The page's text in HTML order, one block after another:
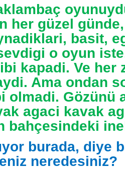
her güzel
basit,
o oyun
kapadi. Ve her
Ama ondan
olmadi. Gözünü
agaci kavak
bahçesindeki
burada, diye
neredesiniz?